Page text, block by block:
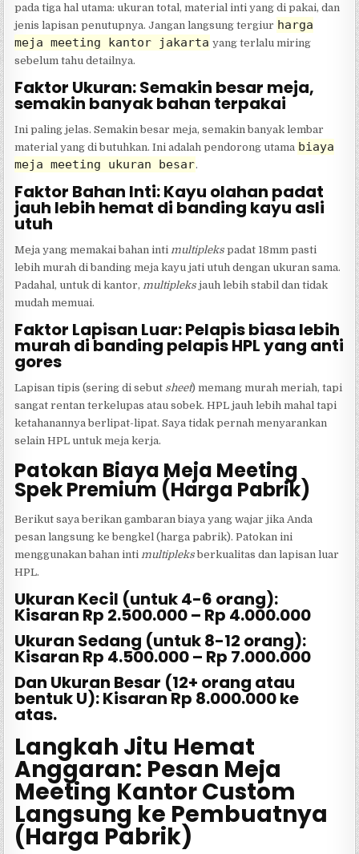
pada tiga hal utama: ukuran total, material inti yang di pakai, dan
jenis lapisan penutupnya. Jangan langsung tergiur harga
meja meeting kantor jakarta yang terlalu miring
sebelum tahu detailnya.
Faktor Ukuran: Semakin besar meja,
semakin banyak bahan terpakai
Ini paling jelas. Semakin besar meja, semakin banyak lembar
material yang di butuhkan. Ini adalah pendorong utama biaya
meja meeting ukuran besar.
Faktor Bahan Inti: Kayu olahan padat
jauh lebih hemat di banding kayu asli
utuh
Meja yang memakai bahan inti multipleks padat 18mm pasti
lebih murah di banding meja kayu jati utuh dengan ukuran sama.
Padahal, untuk di kantor, multipleks jauh lebih stabil dan tidak
mudah memuai.
Faktor Lapisan Luar: Pelapis biasa lebih
murah di banding pelapis HPL yang anti
gores
Lapisan tipis (sering di sebut sheet) memang murah meriah, tapi
sangat rentan terkelupas atau sobek. HPL jauh lebih mahal tapi
ketahanannya berlipat-lipat. Saya tidak pernah menyarankan
selain HPL untuk meja kerja.
Patokan Biaya Meja Meeting
Spek Premium (Harga Pabrik)
Berikut saya berikan gambaran biaya yang wajar jika Anda
pesan langsung ke bengkel (harga pabrik). Patokan ini
menggunakan bahan intimultipleksberkualitas dan lapisan luar
HPL.
Ukuran Kecil (untuk 4-6 orang):
Kisaran Rp 2.500.000 – Rp 4.000.000
Ukuran Sedang (untuk 8-12 orang):
Kisaran Rp 4.500.000 – Rp 7.000.000
Dan Ukuran Besar (12+ orang atau
bentuk U): Kisaran Rp 8.000.000 ke
atas.
Langkah Jitu Hemat
Anggaran: Pesan Meja
Meeting Kantor Custom
Langsung ke Pembuatnya
(Harga Pabrik)